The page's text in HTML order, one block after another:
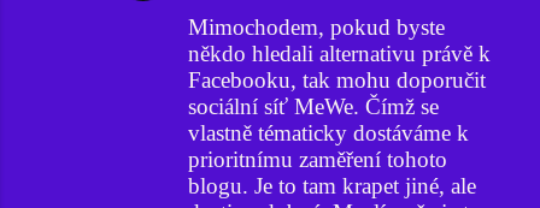
Mimochodem, pokud byste
někdo hledali alternativu právě k
Facebooku, tak mohu doporučit
sociální síť MeWe. Čímž se
vlastně tématicky dostáváme k
prioritnímu zaměření tohoto
blogu. Je to tam krapet jiné, ale